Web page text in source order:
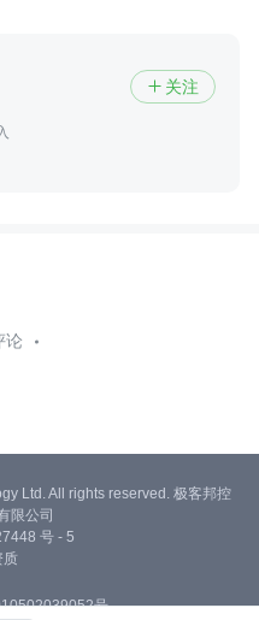
 关注
论
Ltd. All rights reserved. 极客邦控
限公司
号 - 5
质
号